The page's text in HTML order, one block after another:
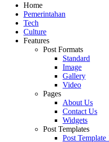
Home
Pemerintahan
Tech
Culture
Features
Post Formats
Standard
Image
Gallery
Video
Pages
About Us
Contact Us
Widgets
Post Templates
Post Template